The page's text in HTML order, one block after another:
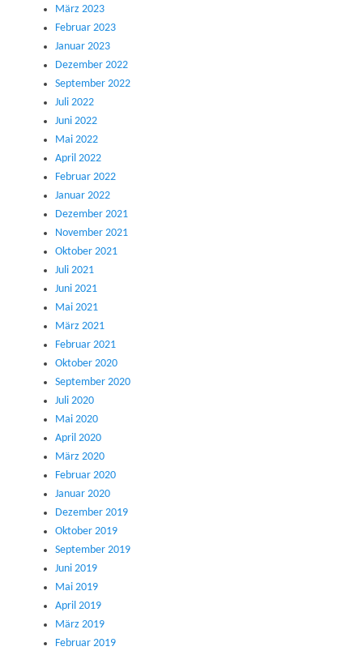
März 2023
Februar 2023
Januar 2023
Dezember 2022
September 2022
Juli 2022
Juni 2022
Mai 2022
April 2022
Februar 2022
Januar 2022
Dezember 2021
November 2021
Oktober 2021
Juli 2021
Juni 2021
Mai 2021
März 2021
Februar 2021
Oktober 2020
September 2020
Juli 2020
Mai 2020
April 2020
März 2020
Februar 2020
Januar 2020
Dezember 2019
Oktober 2019
September 2019
Juni 2019
Mai 2019
April 2019
März 2019
Februar 2019